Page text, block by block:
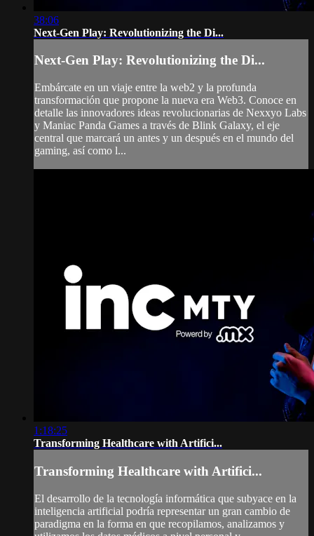
38:06
Next-Gen Play: Revolutionizing the Di...
Next-Gen Play: Revolutionizing the Di...
Embárcate en un viaje entre la web2 y la profunda
transformación que propone la nueva era Web3. Conoce en
detalle las innovadores ideas revolucionarias de Nexxyo Labs
y Maniac Panda Games a través de Blink Galaxy, el eje
central que marcará un antes y un después en el mundo del
gaming, así como l...
1:18:25
Transforming Healthcare with Artifici...
Transforming Healthcare with Artifici...
El desarrollo de la tecnología informática que subyace en la
inteligencia artificial podría representar un gran cambio de
paradigma en la forma en que recopilamos, analizamos y